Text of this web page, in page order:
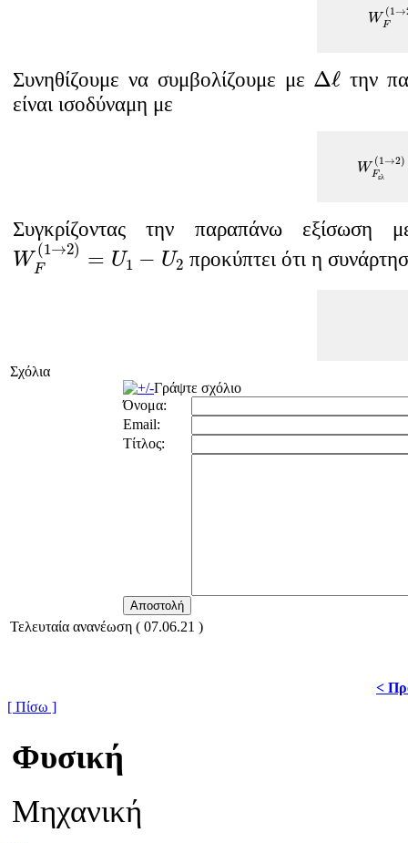
W
(1→
F
Συνηθίζουμε να συμβολίζουμε με Δℓ
Δ ℓ την
είναι ισοδύναμη με
W
(1→2)
Fελ
Συγκρίζοντας την παραπάνω εξίσωση
W
(1→2)
F = U1 − U2
WF(1→2 )=U −U
προκύπτει ότι η
Σχόλια
Γράψτε σχόλιο
Όνομα:
Email:
Τίτλος:
Τελευταία ανανέωση ( 07.06.21 )
<
[ Πίσω ]
Φυσική
Μηχανική